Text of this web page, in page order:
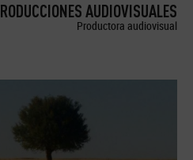
AUDIOVISUALES
Productora audiovisual